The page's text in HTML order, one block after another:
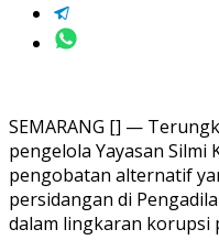
SEMARANG [] —
pengelola Yayasan Silmi
pengobatan alternatif
persidangan di
dalam lingkaran korupsi